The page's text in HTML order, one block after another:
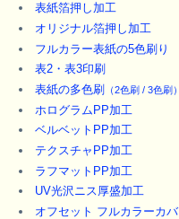
表紙箔押し加工
オリジナル箔押し加工
フルカラー表紙の5色刷り
表2・表3印刷
表紙の多色刷
（2色刷 / 3色刷）
ホログラムPP加工
ベルベットPP加工
テクスチャPP加工
ラフマットPP加工
UV光沢ニス厚盛加工
オフセット フルカラーカ